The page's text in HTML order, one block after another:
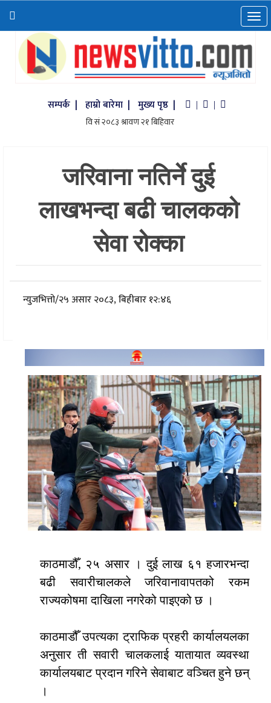
सम्पर्क | हाम्रो बारेमा | मुख्य पृष्ठ | | |
जरिवाना नतिर्ने दुई
लाखभन्दा बढी चालकको
सेवा रोक्का
न्युजभित्तो/२५ असार २०८३, बिहीबार १२:४६
काठमाडौँ, २५ असार । दुई लाख ६१ हजारभन्दा
बढी सवारीचालकले जरिवानावापतको रकम
राज्यकोषमा दाखिला नगरेको पाइएको छ ।
काठमाडौँ उपत्यका ट्राफिक प्रहरी कार्यालयलका
अनुसार ती सवारी चालकलाई यातायात व्यवस्था
कार्यालयबाट प्रदान गरिने सेवाबाट वञ्चित हुने छन्
।